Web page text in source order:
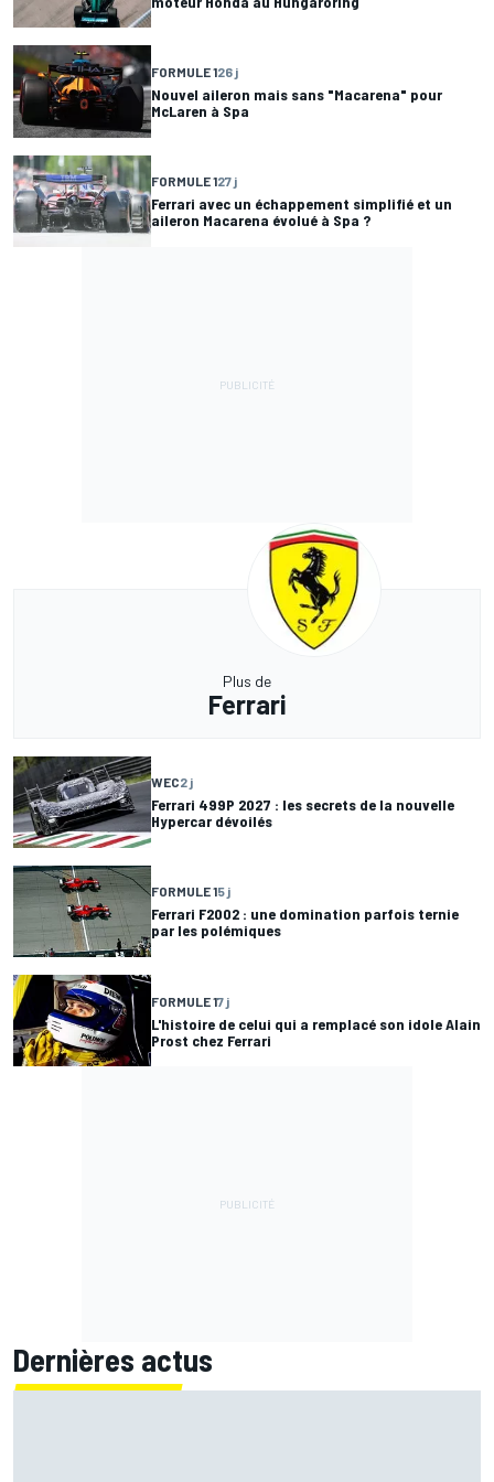
FORMULE 126 j
Nouvel aileron mais sans "Macarena" pour
McLaren à Spa
FORMULE 127 j
Ferrari avec un échappement simplifié et un
aileron Macarena évolué à Spa ?
Plus de
Ferrari
WEC2 j
Ferrari 499P 2027 : les secrets de la nouvelle
Hypercar dévoilés
FORMULE 15 j
Ferrari F2002 : une domination parfois ternie
par les polémiques
FORMULE 17 j
L'histoire de celui qui a remplacé son idole Alain
Prost chez Ferrari
Dernières actus